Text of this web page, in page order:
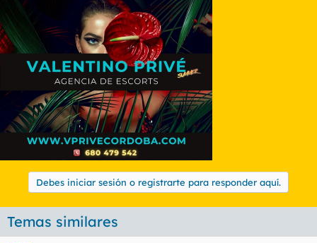
Debes iniciar sesión o registrarte para responder aquí.
Temas similares